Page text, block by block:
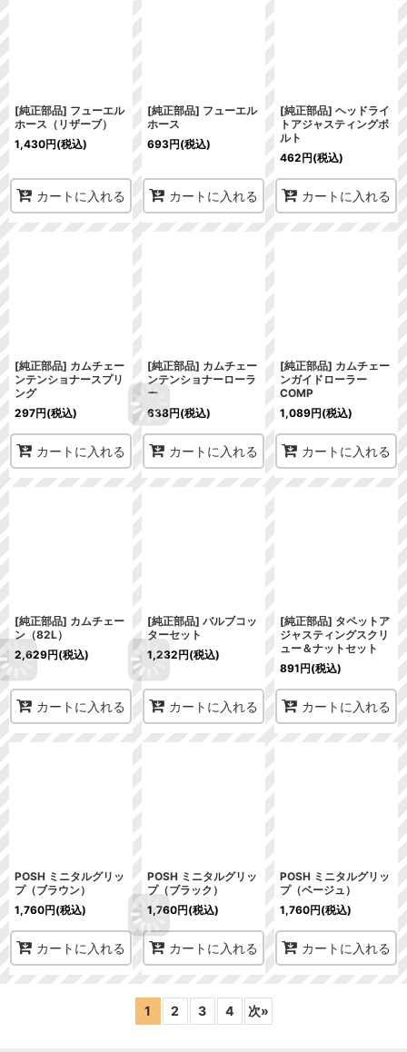
[純正部品] フューエル
ホース（リザーブ）
1,430円(税込)
カートに入れる
[純正部品] フューエル
ホース
693円(税込)
カートに入れる
[純正部品] ヘッドライ
トアジャスティングボ
ルト
462円(税込)
カートに入れる
[純正部品] カムチェー
ンテンショナースプリ
ング
297円(税込)
カートに入れる
[純正部品] カムチェー
ンテンショナーローラ
ー
638円(税込)
カートに入れる
[純正部品] カムチェー
ンガイドローラー
COMP
1,089円(税込)
カートに入れる
[純正部品] カムチェー
ン（82L）
2,629円(税込)
カートに入れる
[純正部品] バルブコッ
ターセット
1,232円(税込)
カートに入れる
[純正部品] タペットア
ジャスティングスクリ
ュー＆ナットセット
891円(税込)
カートに入れる
POSH ミニタルグリッ
プ（ブラウン）
1,760円(税込)
カートに入れる
POSH ミニタルグリッ
プ（ブラック）
1,760円(税込)
カートに入れる
POSH ミニタルグリッ
プ（ベージュ）
1,760円(税込)
カートに入れる
1 2 3 4 次»